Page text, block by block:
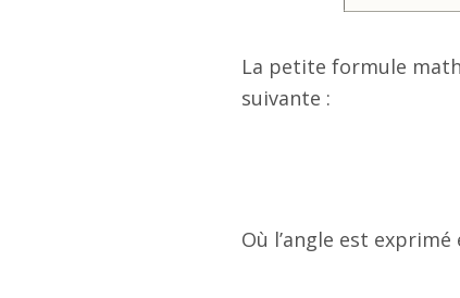
La petite formule
suivante :
Où l’angle est